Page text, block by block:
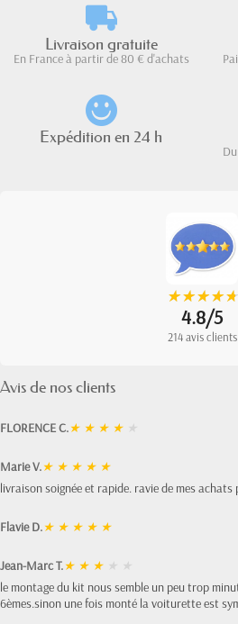
Livraison gratuite
En France à partir de 80 € d'achats
Expédition en 24 h
★
★★
★★
★★
★★
★
4.8/5
214 avis clients
Avis de nos clients
FLORENCE C.★ ★ ★ ★ ★
Marie V.★ ★ ★ ★ ★
livraison soignée et rapide. ravie de mes achats
Flavie D.★ ★ ★ ★ ★
Jean-Marc T.★ ★ ★ ★ ★
le montage du kit nous semble un peu trop
6èmes.sinon une fois monté la voiturette est